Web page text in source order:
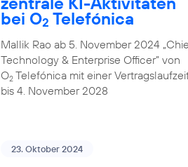
bei O2 Telefónica
Mallik Rao ab 5. November 2024
Technology & Enterprise Officer” von
O2Telefónica mit einer
bis 4. November 2028
23. Oktober 2024